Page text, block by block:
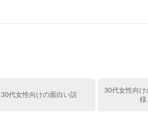
き出す。
ないか』といきなりプロポーズをしてきた上
30代女性向けの面白い話
30代女性向
様